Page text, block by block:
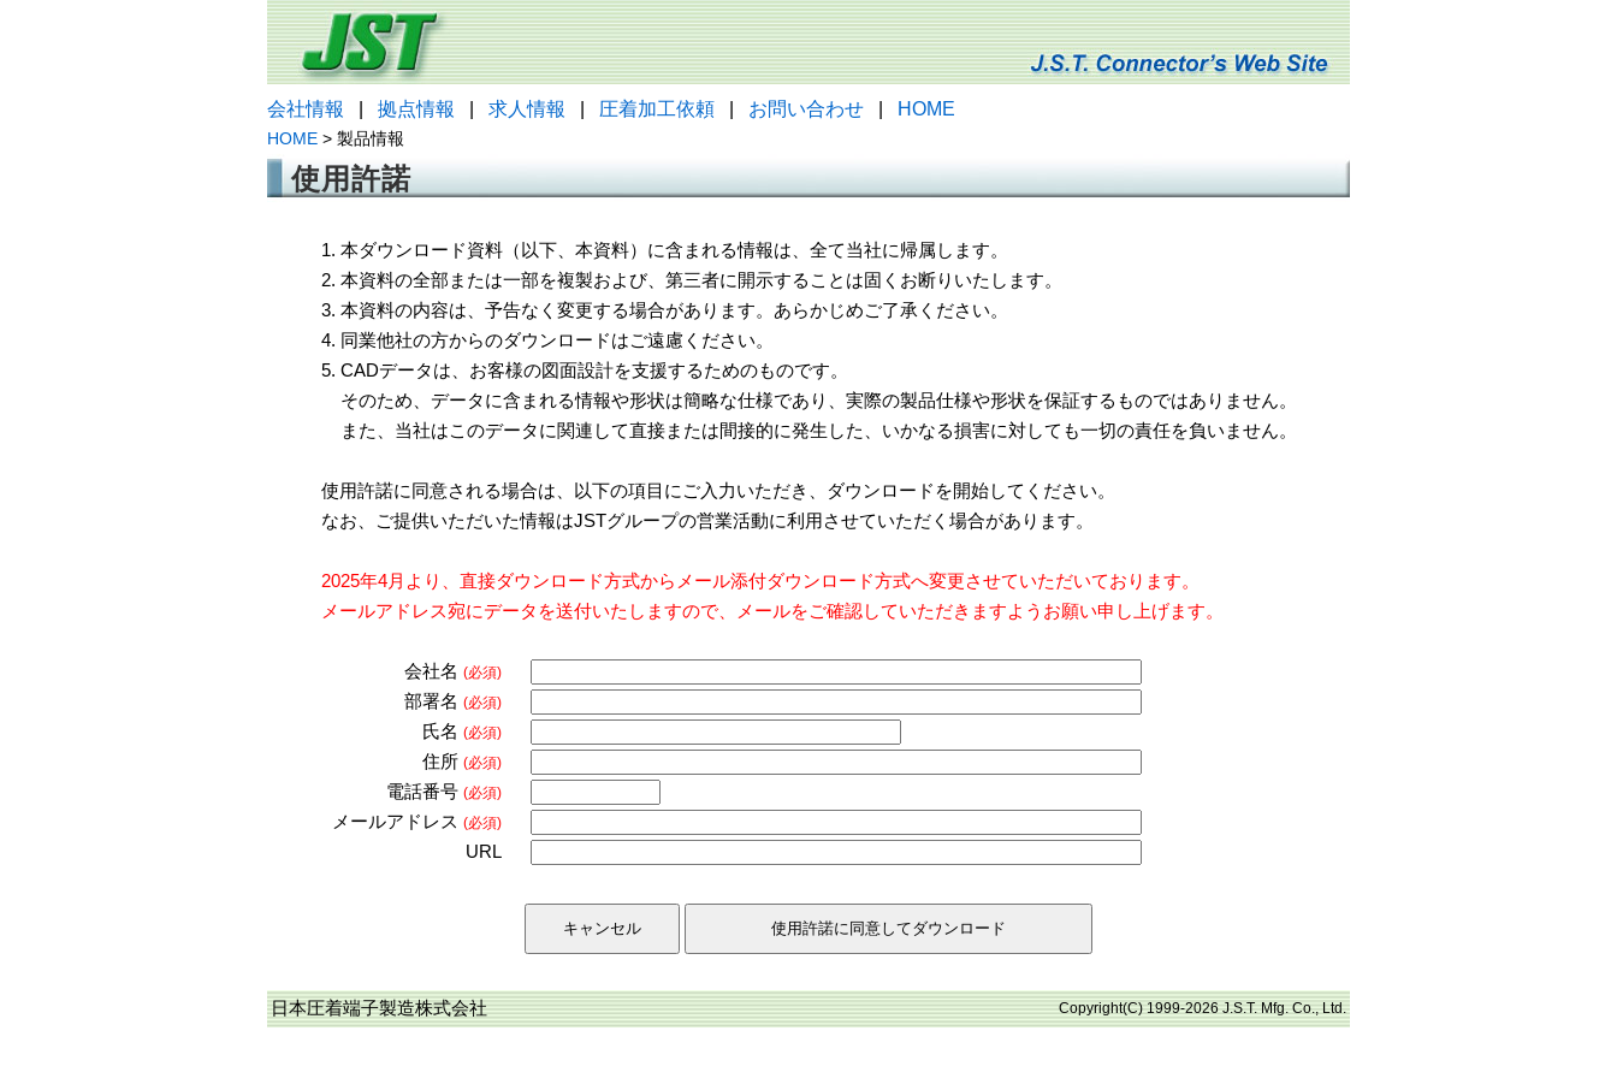
会社情報 拠点情報 求人情報 圧着加工依頼 お問い合わせ HOME
HOME > 製品情報
使用許諾
1. 本ダウンロード資料（以下、本資料）に含まれる情報は、全て当社に帰属します。
2. 本資料の全部または一部を複製および、第三者に開示することは固くお断りいたします。
3. 本資料の内容は、予告なく変更する場合があります。あらかじめご了承ください。
4. 同業他社の方からのダウンロードはご遠慮ください。
5. CADデータは、お客様の図面設計を支援するためのものです。
そのため、データに含まれる情報や形状は簡略な仕様であり、実際の製品仕様や形状を保証するものではありません。
また、当社はこのデータに関連して直接または間接的に発生した、いかなる損害に対しても一切の責任を負いません。
使用許諾に同意される場合は、以下の項目にご入力いただき、ダウンロードを開始してください。
なお、ご提供いただいた情報はJSTグループの営業活動に利用させていただく場合があります。
2025年4月より、直接ダウンロード方式からメール添付ダウンロード方式へ変更させていただいております。
メールアドレス宛にデータを送付いたしますので、メールをご確認していただきますようお願い申し上げます。
会社名 (必須)
部署名 (必須)
氏名 (必須)
住所 (必須)
電話番号 (必須)
メールアドレス (必須)
URL
日本圧着端子製造株式会社 Copyright(C) 1999-2026 J.S.T. Mfg. Co., Ltd.